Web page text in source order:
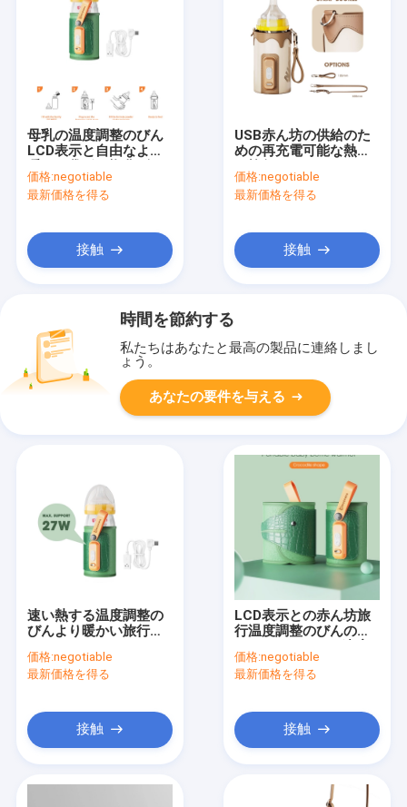
母乳の温度調整のびん
LCD表示と自由なより
ール
価格:negotiable
最新価格を得る
接触
USB赤ん坊の供給のた
めの再充電可能な熱す
ー
価格:negotiable
最新価格を得る
接触
時間を節約する
私たちはあなたと最高の製品に連絡しまし
ょう。
あなたの要件を与える
速い熱する温度調整の
びんより暖かい旅行
マー
価格:negotiable
最新価格を得る
接触
LCD表示との赤ん坊旅
行温度調整のびんのウ
価格:negotiable
最新価格を得る
接触